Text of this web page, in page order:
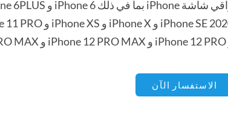
الاستفسار الآن